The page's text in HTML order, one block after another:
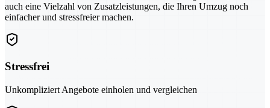
auch eine Vielzahl von Zusatzleistungen, die Ihren Umzug noch
einfacher und stressfreier machen.
Stressfrei
Unkompliziert Angebote einholen und vergleichen